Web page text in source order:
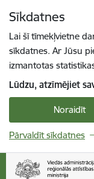
Sīkdatnes
Lai šī tīmekļvietne
sīkdatnes. Ar Jūsu
izmantotas
Lūdzu, atzīmējiet
Noraidīt
Pārvaldīt sīkdatnes